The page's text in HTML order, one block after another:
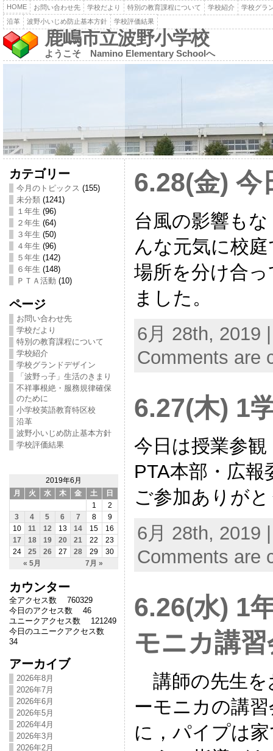
HOME お問い合わせ先 学校だより 特別の教育課程について 学校紹介
学校グラ
沿革
波野小いじめ防止基本方針 学校評価結果
鹿嶋市立波野小学校
ようこそ Namino Elementary Schoolへ
カテゴリー
今月のトピックス (155)
未分類(1241)
１年生 (96)
２年生 (64)
３年生 (50)
４年生 (96)
５年生 (142)
６年生 (148)
ＰＴＡ活動 (10)
ページ
お問い合わせ先
学校だより
特別の教育課程について
学校紹介
学校グランドデザイン
「波野っ子」生活のきまり
不祥事根絶・服務規律確保
のために
小学校英語教育特区校
沿革
波野小いじめ防止基本方針
学校評価結果
2019年6月
月
火 水 木 金 土 日
« 5月 7月 »
1
2
3
4 5 6 7 8
9
10
11 12 13 14 15
16
17
18 19 20 21 22
23
24
25 26 27 28 29 30
カウンター
全アクセス数 760329
今日のアクセス数 46
ユニークアクセス数 121249
今日のユニークアクセス数
34
アーカイブ
2026年8月
2026年7月
2026年6月
2026年5月
2026年4月
2026年3月
2026年2月
6.28(金) 今
台風の影響も
んな元気に校
場所を分け合
ました。
6月 28th, 2019
Comments are
6.27(木) 1
今日は授業参
PTA本部・広
ご参加ありが
6月 28th, 2019
Comments are
6.26(水) 1
モニカ講習
講師の先生を
ーモニカの講
に，パイプは